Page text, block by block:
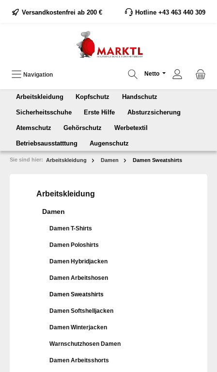
Versandkostenfrei ab 200 € Hotline +43 463 440 309
Navigation Netto
Arbeitskleidung Kopfschutz Handschutz
Sicherheitsschuhe Erste Hilfe Absturzsicherung
Atemschutz Gehörschutz Werbetextil
Betriebsausstatttung Augenschutz
Sie sind hier: Arbeitskleidung Damen Damen Sweatshirts
Arbeitskleidung
Damen
Damen T-Shirts
Damen Poloshirts
Damen Hybridjacken
Damen Arbeitshosen
Damen Sweatshirts
Damen Softshelljacken
Damen Winterjacken
Warnschutzhosen Damen
Damen Arbeitsshorts